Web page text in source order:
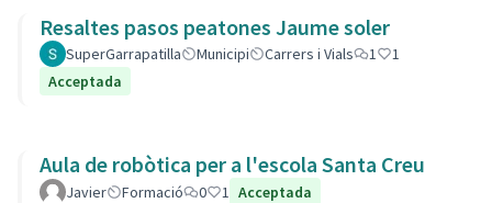
Resaltes pasos peatones Jaume soler
SuperGarrapatilla Municipi Carrers i Vials 1
1
Acceptada
Aula de robòtica per a l'escola Santa Creu
Javier Formació 0 1 Acceptada